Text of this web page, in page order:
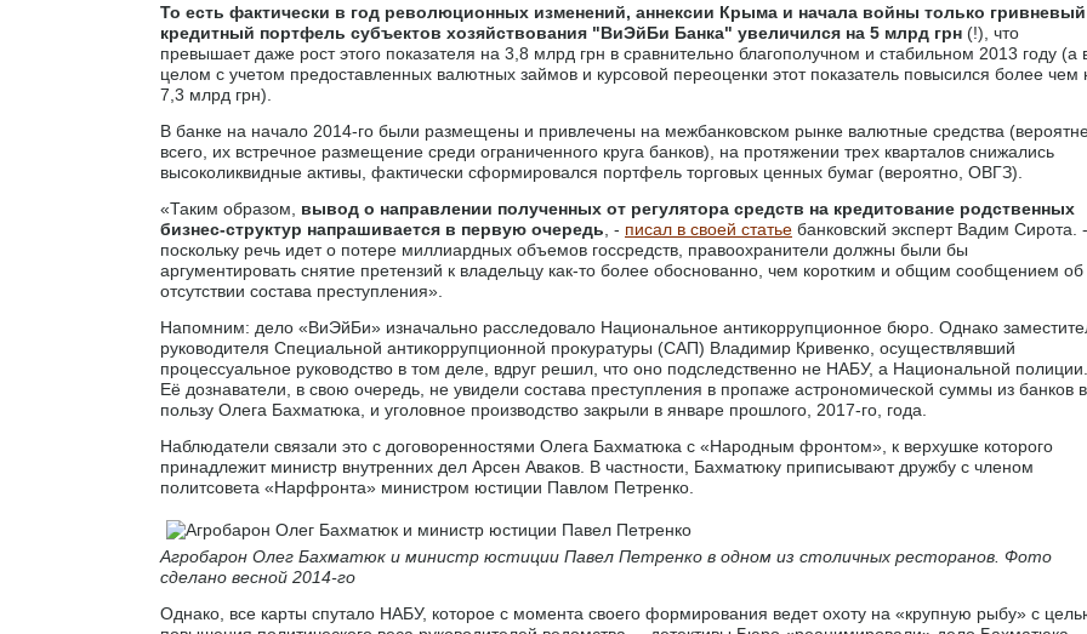
То есть фактически в год революционных изменений, аннексии Крыма и начала войны только гривневый
кредитный портфель субъектов хозяйствования "ВиЭйБи Банка" увеличился на 5 млрд грн (!), что
превышает даже рост этого показателя на 3,8 млрд грн в сравнительно благополучном и стабильном 2013 году (а
целом с учетом предоставленных валютных займов и курсовой переоценки этот показатель повысился более чем
7,3 млрд грн).
В банке на начало 2014-го были размещены и привлечены на межбанковском рынке валютные средства
всего, их встречное размещение среди ограниченного круга банков), на протяжении трех кварталов снижались
высоколиквидные активы, фактически сформировался портфель торговых ценных бумаг (вероятно, ОВГЗ).
«Таким образом, вывод о направлении полученных от регулятора средств на кредитование родственных
бизнес-структур напрашивается в первую очередь , - писал в своей статье банковский эксперт Вадим Сирота.
поскольку речь идет о потере миллиардных объемов госсредств, правоохранители должны были бы
аргументировать снятие претензий к владельцу как-то более обоснованно, чем коротким и общим сообщением об
отсутствии состава преступления».
Напомним: дело «ВиЭйБи» изначально расследовало Национальное антикоррупционное бюро. Однако
руководителя Специальной антикоррупционной прокуратуры (САП) Владимир Кривенко, осуществлявший
процессуальное руководство в том деле, вдруг решил, что оно подследственно не НАБУ, а Национальной полиции.
Её дознаватели, в свою очередь, не увидели состава преступления в пропаже астрономической суммы из банков в
пользу Олега Бахматюка, и уголовное производство закрыли в январе прошлого, 2017-го, года.
Наблюдатели связали это с договоренностями Олега Бахматюка с «Народным фронтом», к верхушке которого
принадлежит министр внутренних дел Арсен Аваков. В частности, Бахматюку приписывают дружбу с членом
политсовета «Нарфронта» министром юстиции Павлом Петренко.
Агробарон Олег Бахматюк и министр юстиции Павел Петренко в одном из столичных ресторанов. Фото
сделано весной 2014-го
Однако, все карты спутало НАБУ, которое с момента своего формирования ведет охоту на «крупную рыбу» с